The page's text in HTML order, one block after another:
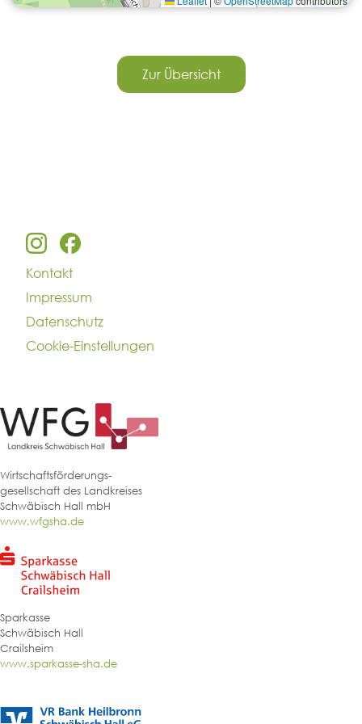
Zur Übersicht
Kontakt
Impressum
Datenschutz
Cookie-Einstellungen
Wirtschaftsförderungs-
gesellschaft des Landkreises
Schwäbisch Hall mbH
www.wfgsha.de
Sparkasse
Schwäbisch Hall
Crailsheim
www.sparkasse-sha.de